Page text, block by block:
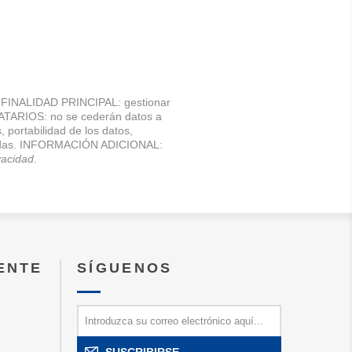
PRINCIPAL: gestionar
no se cederán datos a
portabilidad de los datos,
INFORMACIÓN ADICIONAL:
SÍGUENOS